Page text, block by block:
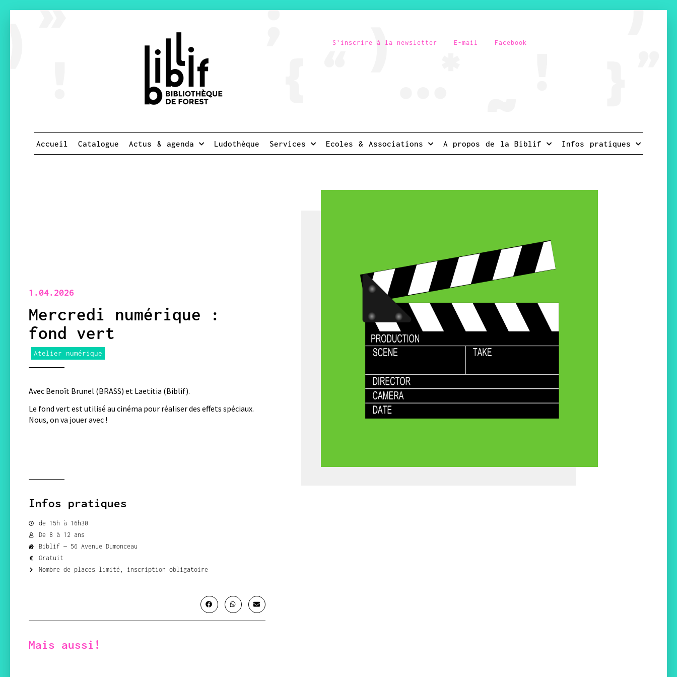
S’inscrire à la newsletter E-mail Facebook
Accueil Catalogue Actus & agenda Ludothèque Services Ecoles & Associations A propos de la Biblif Infos pratiques
1.04.2026
Mercredi numérique :
fond vert
Atelier numérique
Avec Benoît Brunel (BRASS) et Laetitia (Biblif).
Le fond vert est utilisé au cinéma pour réaliser des effets spéciaux.
Nous, on va jouer avec !
Infos pratiques
de 15h à 16h30
De 8 à 12 ans
Biblif — 56 Avenue Dumonceau
Gratuit
Nombre de places limité, inscription obligatoire
Mais aussi!